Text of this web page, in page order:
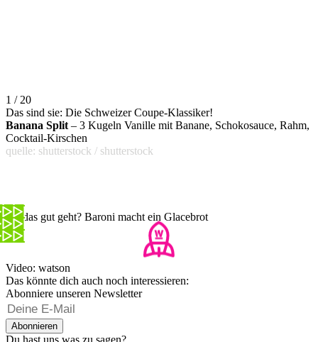
1 / 20
Das sind sie: Die Schweizer Coupe-Klassiker!
Banana Split – 3 Kugeln Vanille mit Banane, Schokosauce, Rahm,
Cocktail-Kirschen
quelle: shutterstock / shutterstock
Ob das gut geht? Baroni macht ein Glacebrot
Video: watson
Das könnte dich auch noch interessieren:
Abonniere unseren Newsletter
Abonnieren
Du hast uns was zu sagen?